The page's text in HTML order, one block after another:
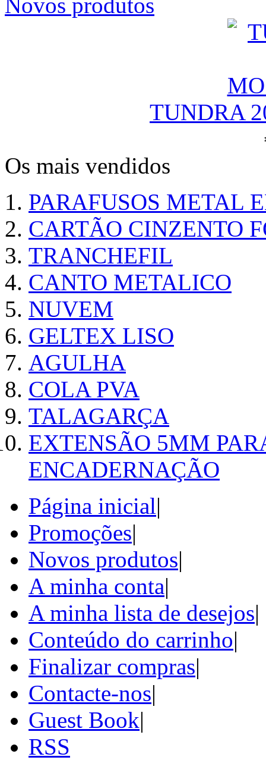
TUNDRA
Os mais vendidos
PARAFUSOS METAL
CARTÃO CINZENTO
TRANCHEFIL
CANTO METALICO
NUVEM
GELTEX LISO
AGULHA
COLA PVA
TALAGARÇA
EXTENSÃO 5MM
ENCADERNAÇÃO
Página inicial|
Promoções|
Novos produtos|
A minha conta|
A minha lista de desejos|
Conteúdo do carrinho|
Finalizar compras|
Contacte-nos|
Guest Book|
RSS